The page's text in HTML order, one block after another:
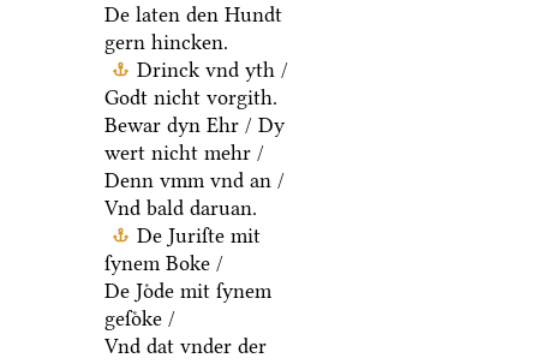
De laten den Hundt
gern hincken.
Drinck vnd yth /
Godt nicht vorgith.
Bewar dyn Ehr / Dy
wert nicht mehr /
Denn vmm vnd an /
Vnd bald daruan.
De Juriſte mit
ſynem Boke /
De Joͤde mit ſynem
geſoͤke /
Vnd dat vnder der